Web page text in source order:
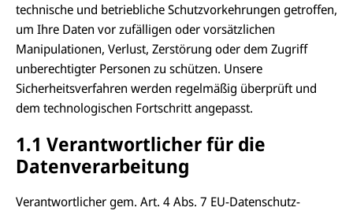
technische und betriebliche Schutzvorkehrungen getroffen,
um Ihre Daten vor zufälligen oder vorsätzlichen
Manipulationen, Verlust, Zerstörung oder dem Zugriff
unberechtigter Personen zu schützen. Unsere
Sicherheitsverfahren werden regelmäßig überprüft und
dem technologischen Fortschritt angepasst.
1.1 Verantwortlicher für die
Datenverarbeitung
Verantwortlicher gem. Art. 4 Abs. 7 EU-Datenschutz-